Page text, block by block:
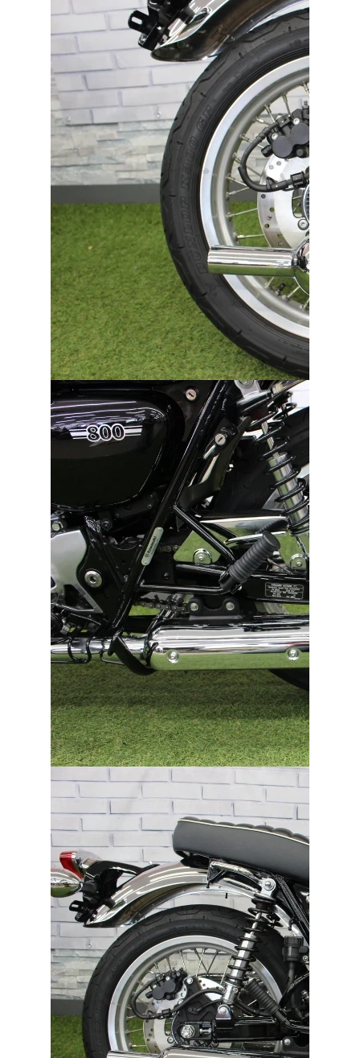
バイク館ではお乗り出しまでに必要
な概算のお支払総額を表示しており
ます。
「お問い合わせ・来店予約」ボタンより